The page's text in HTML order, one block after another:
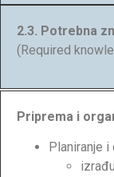
2.3. Potrebna
(Required
Priprema i
Planiranje